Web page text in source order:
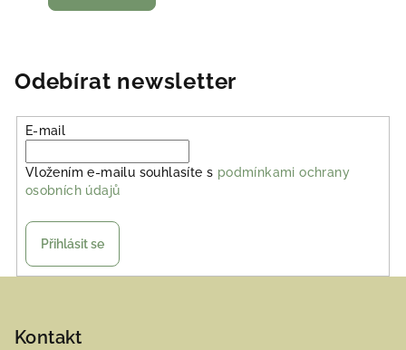
Odebírat newsletter
E-mail
Vložením e-mailu souhlasíte s podmínkami ochrany
osobních údajů
Přihlásit se
Kontakt